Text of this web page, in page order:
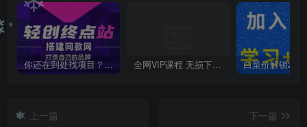
你还在到处找项目？还在当韭菜？我靠卖项目一个月收入5万+，曾经我也是个失败者。 全网VIP课程 无损下载~
上一篇
下一篇
❄